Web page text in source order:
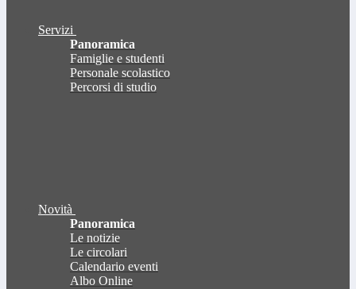
Servizi
Panoramica
Famiglie e studenti
Personale scolastico
Percorsi di studio
Novità
Panoramica
Le notizie
Le circolari
Calendario eventi
Albo Online